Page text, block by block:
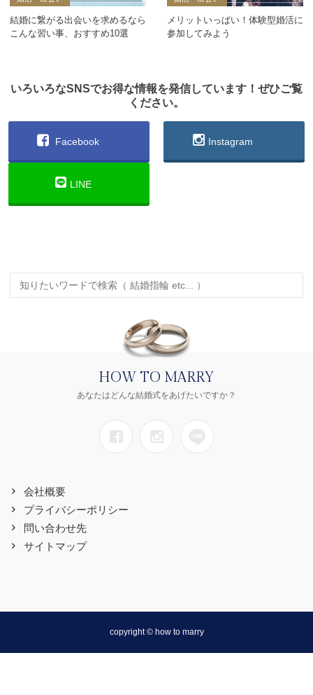
結婚に繋がる出会いを求めるなら
こんな習い事、おすすめ10選
メリットいっぱい！体験型婚活に
参加してみよう
いろいろなSNSでお得な情報を発信しています！ぜひご覧
ください。
Facebook Instagram
LINE
HOW TO MARRY
あなたはどんな結婚式をあげたいですか？
会社概要
プライバシーポリシー
問い合わせ先
サイトマップ
copyright © how to marry